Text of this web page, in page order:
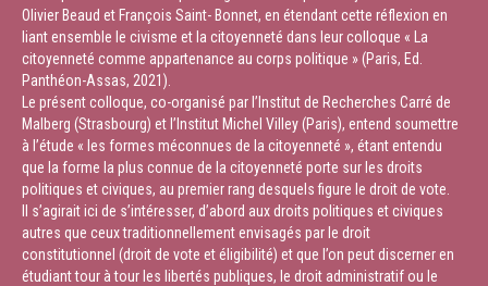
Olivier Beaud et François Saint- Bonnet, en étendant cette réflexion en
liant ensemble le civisme et la citoyenneté dans leur colloque « La
citoyenneté comme appartenance au corps politique » (Paris, Ed.
Panthéon-Assas, 2021).
Le présent colloque, co-organisé par l’Institut de Recherches Carré de
Malberg (Strasbourg) et l’Institut Michel Villey (Paris), entend soumettre
à l’étude « les formes méconnues de la citoyenneté », étant entendu
que la forme la plus connue de la citoyenneté porte sur les droits
politiques et civiques, au premier rang desquels figure le droit de vote.
Il s’agirait ici de s’intéresser, d’abord aux droits politiques et civiques
autres que ceux traditionnellement envisagés par le droit
constitutionnel (droit de vote et éligibilité) et que l’on peut discerner en
étudiant tour à tour les libertés publiques, le droit administratif ou le